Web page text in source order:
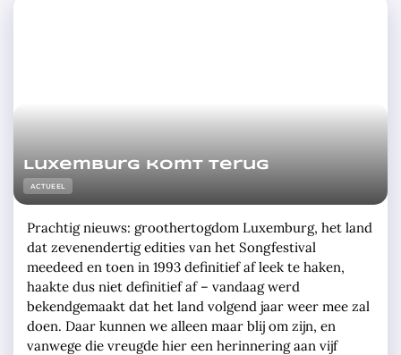
Luxemburg komt terug
ACTUEEL
Prachtig nieuws: groothertogdom Luxemburg, het land
dat zevenendertig edities van het Songfestival
meedeed en toen in 1993 definitief af leek te haken,
haakte dus niet definitief af – vandaag werd
bekendgemaakt dat het land volgend jaar weer mee zal
doen. Daar kunnen we alleen maar blij om zijn, en
vanwege die vreugde hier een herinnering aan vijf